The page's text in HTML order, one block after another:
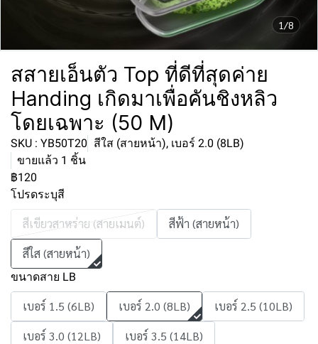
1/8
สสายเอ็นตัว Top ที่ดีที่สุดค่าย
Handing เกิดมาเพื่อคันชิงหลิว
โดยเฉพาะ (50 M)
SKU : YB50T20 สีใส (สายหน้า), เบอร์ 2.0 (8LB)
ขายแล้ว 1 ชิ้น
฿120
โปรดระบุสี
สีเขียวสาหร่าย (สายเมนต์)
สีฟ้า (สายหน้า)
สีใส (สายหน้า)
ขนาดสาย LB
เบอร์ 1.5 (6LB) เบอร์ 2.0 (8LB)
เบอร์ 2.5 (10LB)
เบอร์ 3.0 (12LB)
เบอร์ 3.5 (14LB)